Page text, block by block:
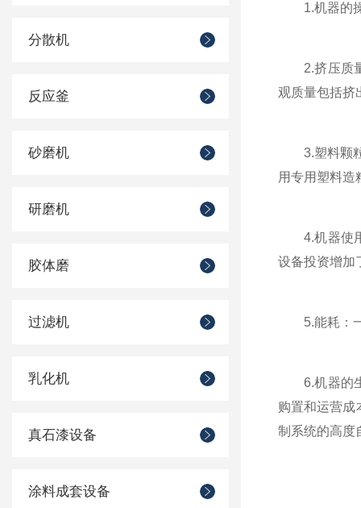
分散机
反应釜
砂磨机
研磨机
胶体磨
过滤机
乳化机
真石漆设备
涂料成套设备
1.机器的操
2.挤压质量
观质量包括挤
3.塑料颗粒
用专用塑料造
4.机器使用
设备投资增加
5.能耗：一
6.机器的生
购置和运营成
制系统的高度